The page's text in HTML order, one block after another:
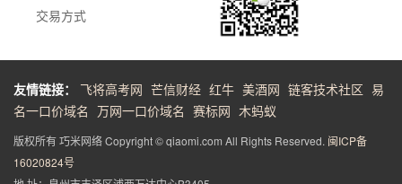
交易方式
友情链接： 飞将高考网 芒信财经 红牛 美酒网 链客技术社区 易
名一口价域名 万网一口价域名 赛标网 木蚂蚁
版权所有 巧米网络 Copyright © qiaomi.com All Rights Reserved. 闽ICP备
16020824号